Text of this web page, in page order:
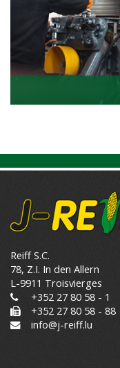
Reiff S.C.
78, Z.I. In den Allern
L-9911 Troisvierges
+352 27 80 58 - 1
+352 27 80 58 - 88
info@j-reiff.lu